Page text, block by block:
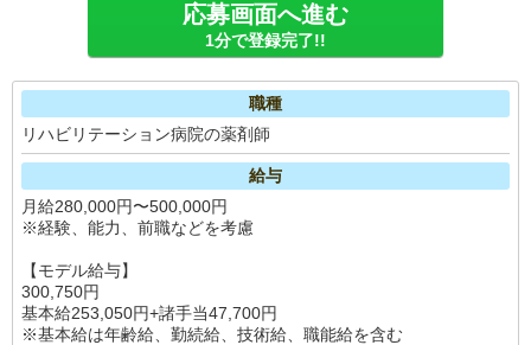
応募画面へ進む
1分で登録完了!!
職種
リハビリテーション病院の薬剤師
給与
月給280,000円〜500,000円
※経験、能力、前職などを考慮
【モデル給与】
300,750円
基本給253,050円+諸手当47,700円
※基本給は年齢給、勤続給、技術給、職能給を含む